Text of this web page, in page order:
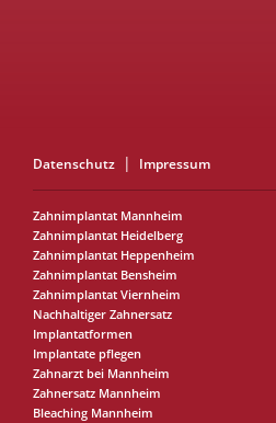
Datenschutz Impressum
Zahnimplantat Mannheim
Zahnimplantat Heidelberg
Zahnimplantat Heppenheim
Zahnimplantat Bensheim
Zahnimplantat Viernheim
Nachhaltiger Zahnersatz
Implantatformen
Implantate pflegen
Zahnarzt bei Mannheim
Zahnersatz Mannheim
Bleaching Mannheim